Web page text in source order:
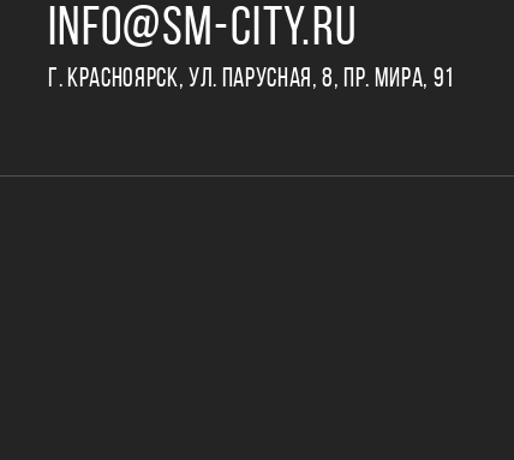
INFO@SM-CITY.RU
Г. КРАСНОЯРСК, УЛ. ПАРУСНАЯ, 8, ПР. МИРА, 91